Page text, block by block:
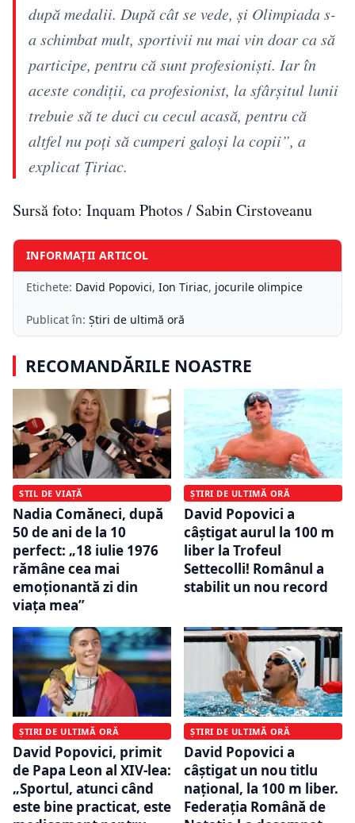
după medalii. După cât se vede, şi Olimpiada s-
a schimbat mult, sportivii nu mai vin doar ca să
participe, pentru că sunt profesionişti. Iar în
aceste condiţii, ca profesionist, la sfârşitul lunii
trebuie să te duci cu cecul acasă, pentru că
altfel nu poţi să cumperi galoşi la copii”, a
explicat Ţiriac.
Sursă foto: Inquam Photos / Sabin Cirstoveanu
INFORMAȚII ARTICOL
Etichete: David Popovici, Ion Tiriac, jocurile olimpice
Publicat în: Știri de ultimă oră
RECOMANDĂRILE NOASTRE
STIL DE VIAȚĂ
Nadia Comăneci, după
50 de ani de la 10
perfect: „18 iulie 1976
rămâne cea mai
emoționantă zi din
viața mea”
ȘTIRI DE ULTIMĂ ORĂ
David Popovici a
câștigat aurul la 100 m
liber la Trofeul
Settecolli! Românul a
stabilit un nou record
ȘTIRI DE ULTIMĂ ORĂ
David Popovici, primit
de Papa Leon al XIV-lea:
„Sportul, atunci când
este bine practicat, este
ȘTIRI DE ULTIMĂ ORĂ
David Popovici a
câştigat un nou titlu
naţional, la 100 m liber.
Federaţia Română de